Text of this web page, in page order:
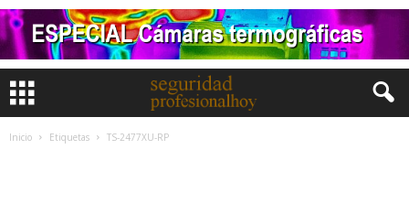
Inicio Etiquetas TS-2477XU-RP